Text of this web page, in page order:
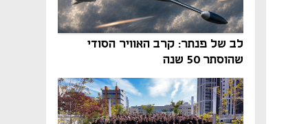
לב של פנתר: קרב האוויר הסודי
שהוסתר 50 שנה